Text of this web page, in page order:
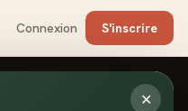
Connexion S'inscrire
✕